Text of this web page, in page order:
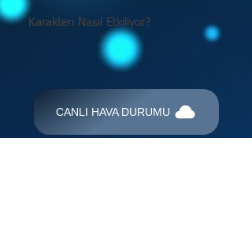
Karakteri Nasıl Etkiliyor?
CANLI HAVA DURUMU